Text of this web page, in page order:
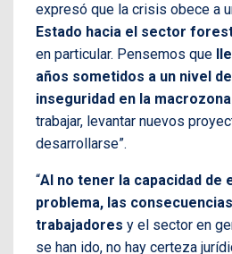
expresó que la crisis obece a
Estado hacia el sector
en particular. Pensemos que
años sometidos a un nivel
inseguridad en la
trabajar, levantar nuevos
desarrollarse”.
“Al no tener la capacidad de
problema, las
trabajadores y el sector en
se han ido, no hay certeza